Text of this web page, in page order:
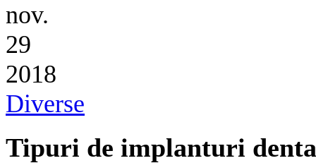
nov.
29
2018
Diverse
Tipuri de implanturi